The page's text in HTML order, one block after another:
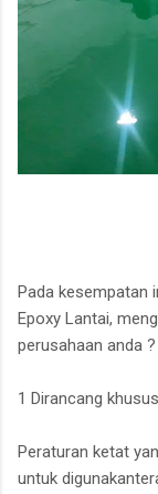
Pada kesempatan
Epoxy Lantai,
perusahaan anda ?
1 Dirancang
Peraturan ketat
untuk